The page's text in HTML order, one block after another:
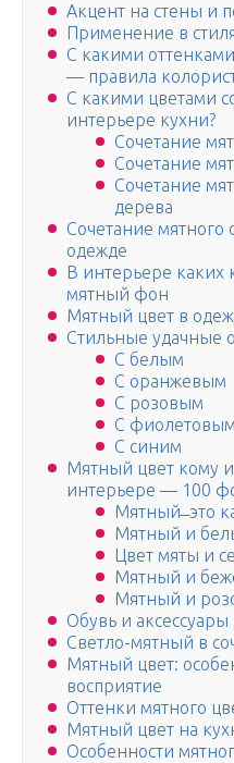
Акцент на стены и
Применение в
С какими
— правила
С какими цветами
интерьере кухни?
Сочетание
Сочетание
Сочетание
дерева
Сочетание мятного
одежде
В интерьере каких
мятный фон
Мятный цвет в
Стильные удачные
С белым
С оранжевым
С розовым
С фиолетовым
С синим
Мятный цвет кому
интерьере — 100
Мятный ̶ это
Мятный и
Цвет мяты и
Мятный и
Мятный и
Обувь и аксессуары
Светло-мятный в
Мятный цвет:
восприятие
Оттенки мятного
Мятный цвет на
Особенности